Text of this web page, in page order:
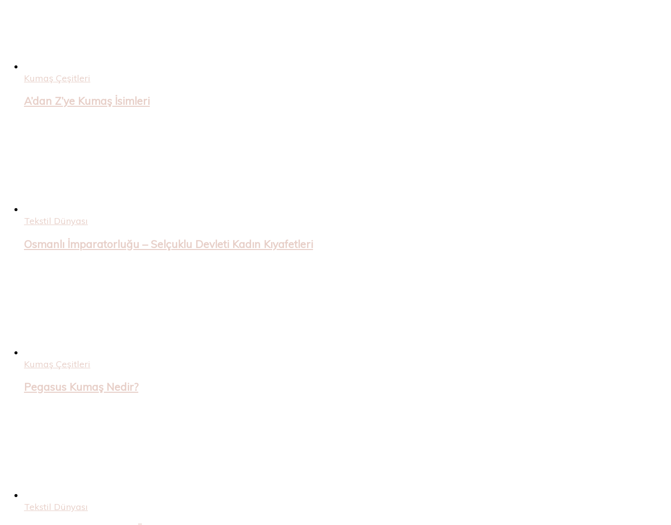
Kumaş Çeşitleri
A’dan Z’ye Kumaş İsimleri
Tekstil Dünyası
Osmanlı İmparatorluğu – Selçuklu Devleti Kadın Kıyafetleri
Kumaş Çeşitleri
Pegasus Kumaş Nedir?
Tekstil Dünyası